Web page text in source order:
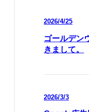
2026/4/25
ゴールデン
きまして。
2026/3/3